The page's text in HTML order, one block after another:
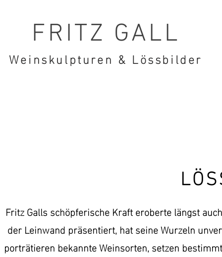
FRITZ GALL
Weinskulpturen & Lössbilder
Fritz Galls schöpferische Kraft eroberte längst
der Leinwand präsentiert, hat seine Wurzeln
porträtieren bekannte Weinsorten, setzen